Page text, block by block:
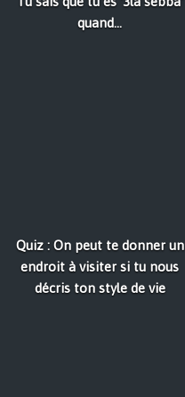
quand...
Quiz : On peut te donner un
endroit à visiter si tu nous
décris ton style de vie